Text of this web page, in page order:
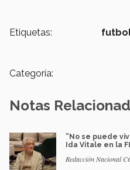
Etiquetas:
Categoría:
Notas
”No se puede
Ida Vitale en la
Redacción Nacional